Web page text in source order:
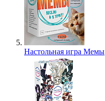
Настольная игра Мемы